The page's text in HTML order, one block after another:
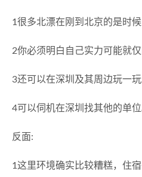
1很多北漂在刚到北京的是时候
2你必须明白自己实力可能就仅
3还可以在深圳及其周边玩一玩
4可以伺机在深圳找其他的单位
反面:
1这里环境确实比较糟糕，住